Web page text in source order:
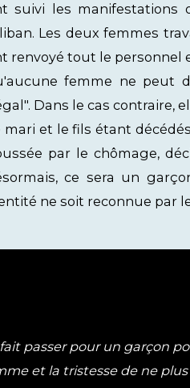
suivi les manifestations
Les deux femmes
renvoyé tout le personnel
femme ne peut
Dans le cas contraire,
mari et le fils étant
par le chômage,
ce sera un
ne soit reconnue par
passer pour un garçon
et la tristesse de ne